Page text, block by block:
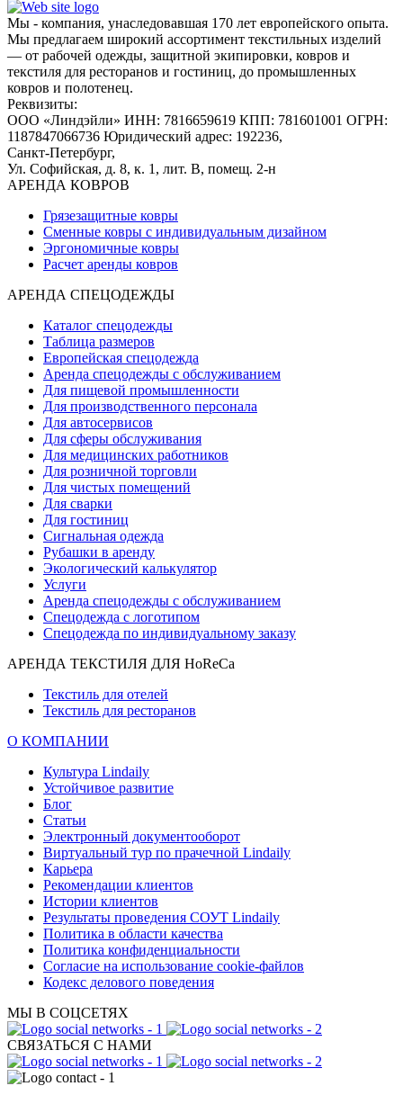
Мы - компания, унаследовавшая 170 лет европейского опыта.
Мы предлагаем широкий ассортимент текстильных изделий
— от рабочей одежды, защитной экипировки, ковров и
текстиля для ресторанов и гостиниц, до промышленных
ковров и полотенец.
Реквизиты:
ООО «Линдэйли» ИНН: 7816659619 КПП: 781601001 ОГРН:
1187847066736 Юридический адрес: 192236,
Санкт-Петербург,
Ул. Софийская, д. 8, к. 1, лит. В, помещ. 2-н
АРЕНДА КОВРОВ
Грязезащитные ковры
Сменные ковры с индивидуальным дизайном
Эргономичные ковры
Расчет аренды ковров
АРЕНДА СПЕЦОДЕЖДЫ
Каталог спецодежды
Таблица размеров
Европейская спецодежда
Аренда спецодежды с обслуживанием
Для пищевой промышленности
Для производственного персонала
Для автосервисов
Для сферы обслуживания
Для медицинских работников
Для розничной торговли
Для чистых помещений
Для сварки
Для гостиниц
Сигнальная одежда
Рубашки в аренду
Экологический калькулятор
Услуги
Аренда спецодежды с обслуживанием
Спецодежда с логотипом
Спецодежда по индивидуальному заказу
АРЕНДА ТЕКСТИЛЯ ДЛЯ HoReCa
Текстиль для отелей
Текстиль для ресторанов
О КОМПАНИИ
Культура Lindaily
Устойчивое развитие
Блог
Статьи
Электронный документооборот
Виртуальный тур по прачечной Lindaily
Карьера
Рекомендации клиентов
Истории клиентов
Результаты проведения СОУТ Lindaily
Политика в области качества
Политика конфиденциальности
Согласие на использование cookie-файлов
Кодекс делового поведения
МЫ В СОЦСЕТЯХ
СВЯЗАТЬСЯ С НАМИ